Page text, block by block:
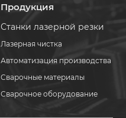
Продукция
Станки лазерной резки
Лазерная чистка
Автоматизация производства
Сварочные материалы
Сварочное оборудование